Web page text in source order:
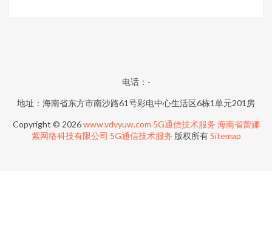
电话：-
地址：海南省东方市南沙路61号彩电中心生活区6栋1单元201房
Copyright © 2026www.vdvyuw.com 5G通信技术服务 海南省蕾娜
紫网络科技有限公司 5G通信技术服务 版权所有Sitemap